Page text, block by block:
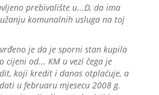
prebivalište u...D, da ima
komunalnih usluga na toj
je da je sporni stan kupila
cijeni od... KM u vezi čega je
koji kredit i danas otplaćuje, a
u februaru mjesecu 2008 g.